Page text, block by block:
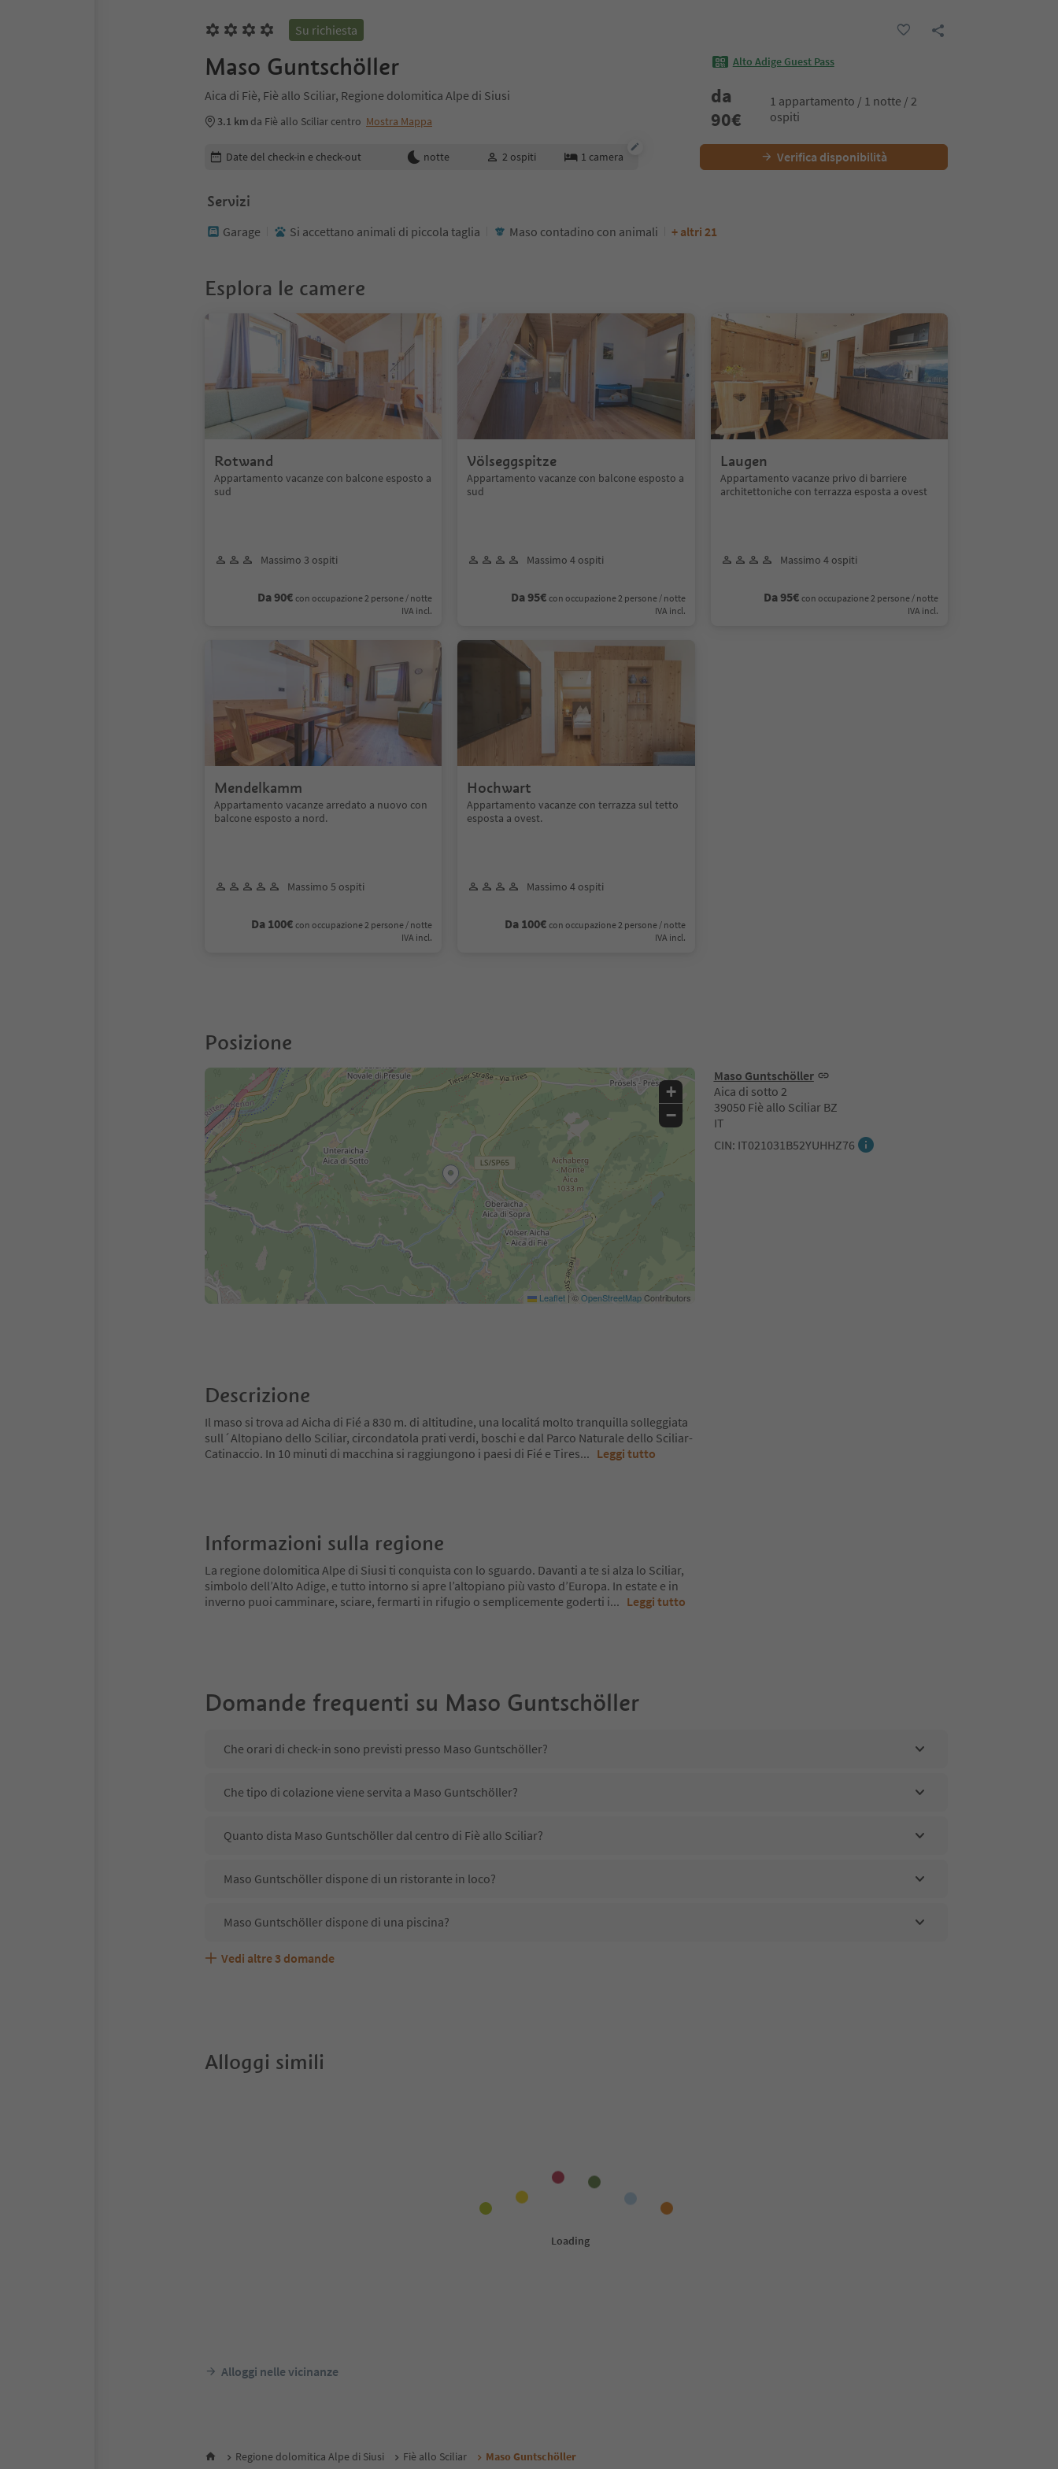
Su richiesta
Maso Guntschöller
Aica di Fiè, Fiè allo Sciliar, Regione dolomitica Alpe di Siusi
3.1 km da Fiè allo Sciliar centro Mostra Mappa
Alto Adige Guest Pass
da
90€
1 appartamento / 1 notte / 2
ospiti
Modifica i dettagli della prenotazione
Date del check-in e check-out notte 2 ospiti 1 camera Verifica disponibilità
Servizi
Garage Si accettano animali di piccola taglia Maso contadino con animali + altri 21
Esplora le camere
Rotwand
Appartamento vacanze con balcone esposto a
sud
Massimo 3 ospiti
Da 90€ con occupazione 2 persone / notte
IVA incl.
Völseggspitze
Appartamento vacanze con balcone esposto a
sud
Massimo 4 ospiti
Da 95€ con occupazione 2 persone / notte
IVA incl.
Laugen
Appartamento vacanze privo di barriere
architettoniche con terrazza esposta a ovest
Massimo 4 ospiti
Da 95€ con occupazione 2 persone / notte
IVA incl.
Mendelkamm
Appartamento vacanze arredato a nuovo con
balcone esposto a nord.
Massimo 5 ospiti
Da 100€ con occupazione 2 persone / notte
IVA incl.
Hochwart
Appartamento vacanze con terrazza sul tetto
esposta a ovest.
Massimo 4 ospiti
Da 100€ con occupazione 2 persone / notte
IVA incl.
Posizione
Maso Guntschöller
Aica di sotto 2
39050 Fiè allo Sciliar BZ
IT
CIN: IT021031B52YUHHZ76
+
−
Leaflet | ©OpenStreetMapContributors
Descrizione
Il maso si trova ad Aicha di Fié a 830 m. di altitudine, una localitá molto tranquilla solleggiata
sull´Altopiano dello Sciliar, circondatola prati verdi, boschi e dal Parco Naturale dello Sciliar-
Catinaccio. In 10 minuti di macchina si raggiungono i paesi di Fié e Tires... Leggi tutto
Informazioni sulla regione
La regione dolomitica Alpe di Siusi ti conquista con lo sguardo. Davanti a te si alza lo Sciliar,
simbolo dell’Alto Adige, e tutto intorno si apre l’altopiano più vasto d’Europa. In estate e in
inverno puoi camminare, sciare, fermarti in rifugio o semplicemente goderti i... Leggi tutto
Domande frequenti su Maso Guntschöller
Che orari di check-in sono previsti presso Maso Guntschöller?
Che tipo di colazione viene servita a Maso Guntschöller?
Quanto dista Maso Guntschöller dal centro di Fiè allo Sciliar?
Maso Guntschöller dispone di un ristorante in loco?
Maso Guntschöller dispone di una piscina?
Maso Guntschöller accetta animali domestici?
Quali servizi/attività sono disponibili presso Maso Guntschöller?
Gli ospiti di Maso Guntschöller ricevono l'Alto Adige Guest Pass?
Vedi altre 3 domande
Alloggi simili
Alloggi nelle vicinanze
Regione dolomitica Alpe di Siusi Fiè allo Sciliar Maso Guntschöller